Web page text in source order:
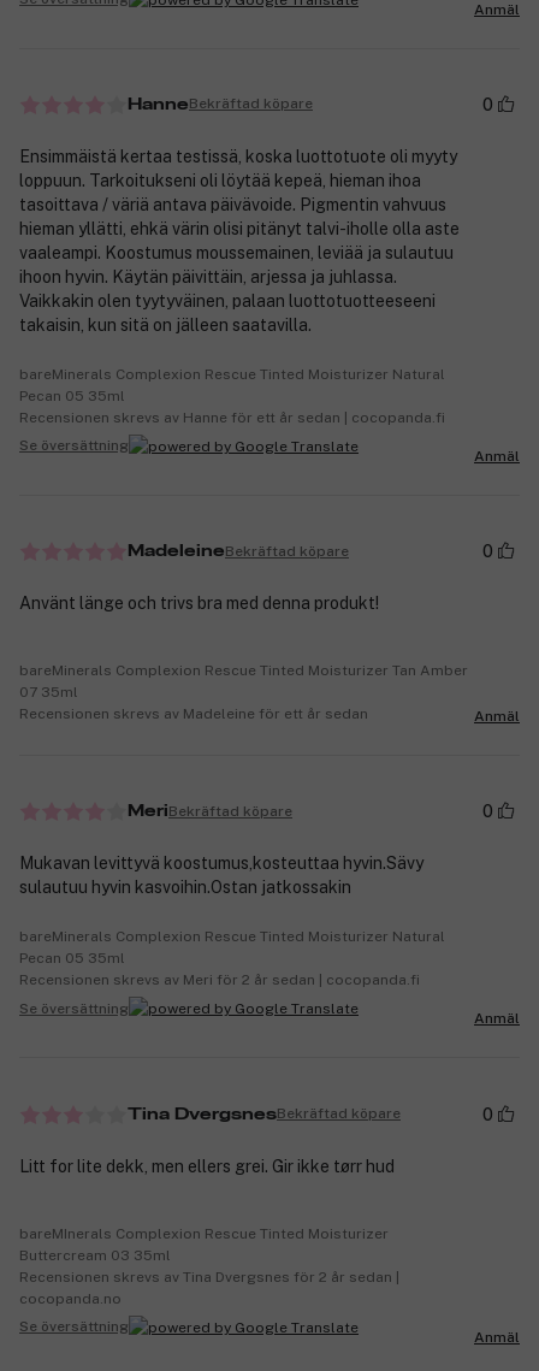
Anmäl
HanneBekräftad köpare 0
Ensimmäistä kertaa testissä, koska luottotuote oli myyty
loppuun. Tarkoitukseni oli löytää kepeä, hieman ihoa
tasoittava / väriä antava päivävoide. Pigmentin vahvuus
hieman yllätti, ehkä värin olisi pitänyt talvi-iholle olla aste
vaaleampi. Koostumus moussemainen, leviää ja sulautuu
ihoon hyvin. Käytän päivittäin, arjessa ja juhlassa.
Vaikkakin olen tyytyväinen, palaan luottotuotteeseeni
takaisin, kun sitä on jälleen saatavilla.
bareMinerals Complexion Rescue Tinted Moisturizer Natural
Pecan 05 35ml
Recensionen skrevs av Hanne för ett år sedan | cocopanda.fi
Se översättning
Anmäl
MadeleineBekräftad köpare 0
Använt länge och trivs bra med denna produkt!
bareMinerals Complexion Rescue Tinted Moisturizer Tan Amber
07 35ml
Recensionen skrevs av Madeleine för ett år sedan
Anmäl
MeriBekräftad köpare 0
Mukavan levittyvä koostumus,kosteuttaa hyvin.Sävy
sulautuu hyvin kasvoihin.Ostan jatkossakin
bareMinerals Complexion Rescue Tinted Moisturizer Natural
Pecan 05 35ml
Recensionen skrevs av Meri för 2 år sedan | cocopanda.fi
Se översättning
Anmäl
Tina DvergsnesBekräftad köpare 0
Litt for lite dekk, men ellers grei. Gir ikke tørr hud
bareMInerals Complexion Rescue Tinted Moisturizer
Buttercream 03 35ml
Recensionen skrevs av Tina Dvergsnes för 2 år sedan |
cocopanda.no
Se översättning
Anmäl